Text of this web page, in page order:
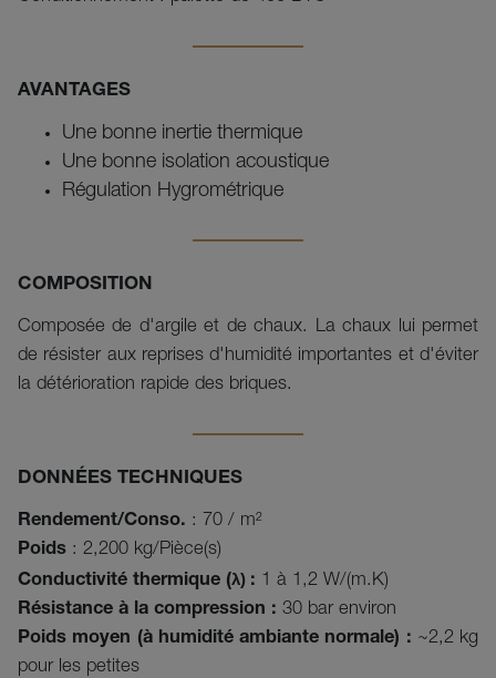
AVANTAGES
Une bonne inertie thermique
Une bonne isolation acoustique
Régulation Hygrométrique
COMPOSITION
Composée de d'argile et de chaux. La chaux lui permet
de résister aux reprises d'humidité importantes et d'éviter
la détérioration rapide des briques.
DONNÉES TECHNIQUES
Rendement/Conso. : 70 / m²
Poids : 2,200 kg/Pièce(s)
Conductivité thermique (λ) : 1 à 1,2 W/(m.K)
Résistance à la compression : 30 bar environ
Poids moyen (à humidité ambiante normale) : ~2,2 kg
pour les petites